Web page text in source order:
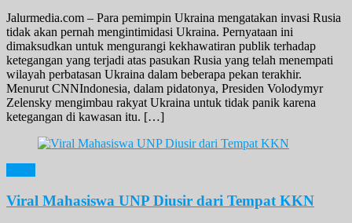
Jalurmedia.com – Para pemimpin Ukraina mengatakan invasi Rusia
tidak akan pernah mengintimidasi Ukraina. Pernyataan ini
dimaksudkan untuk mengurangi kekhawatiran publik terhadap
ketegangan yang terjadi atas pasukan Rusia yang telah menempati
wilayah perbatasan Ukraina dalam beberapa pekan terakhir.
Menurut CNNIndonesia, dalam pidatonya, Presiden Volodymyr
Zelensky mengimbau rakyat Ukraina untuk tidak panik karena
ketegangan di kawasan itu. […]
Viral Mahasiswa UNP Diusir dari Tempat KKN